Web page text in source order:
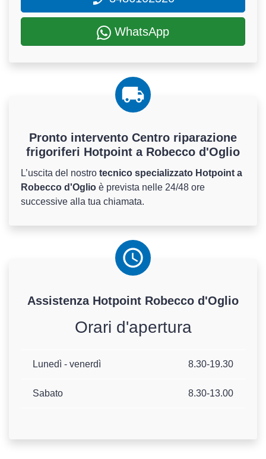
WhatsApp
Pronto intervento Centro riparazione
frigoriferi Hotpoint a Robecco d'Oglio
L’uscita del nostro tecnico specializzato Hotpoint a
Robecco d'Oglio è prevista nelle 24/48 ore
successive alla tua chiamata.
Assistenza Hotpoint Robecco d'Oglio
Orari d'apertura
Lunedì - venerdì 8.30-19.30
Sabato 8.30-13.00